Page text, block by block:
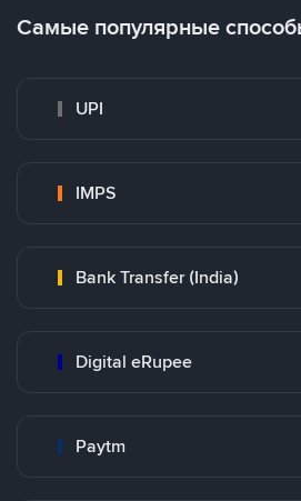
Самые популярные
UPI
IMPS
Bank Transfer (India)
Digital eRupee
Paytm